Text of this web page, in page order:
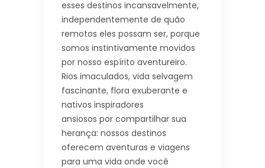
esses destinos incansavelmente,
independentemente de quão
remotos eles possam ser, porque
somos instintivamente movidos
por nosso espírito aventureiro.
Rios imaculados, vida selvagem
fascinante, flora exuberante e
nativos inspiradores
ansiosos por compartilhar sua
herança: nossos destinos
oferecem aventuras e viagens
para uma vida onde você